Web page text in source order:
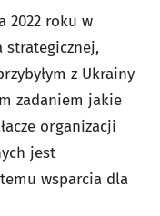
2022 roku w
strategicznej,
z Ukrainy
zadaniem jakie
organizacji
jest
wsparcia dla